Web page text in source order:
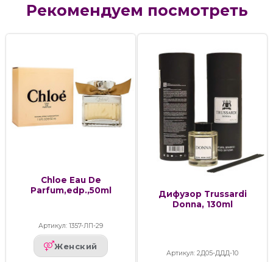
Рекомендуем посмотреть
Chloe Eau De
Parfum,edp.,50ml
Артикул: 1357-ЛП-29
Женский
Дифузор Trussardi
Donna, 130ml
Артикул: 2Д05-ДДД-10